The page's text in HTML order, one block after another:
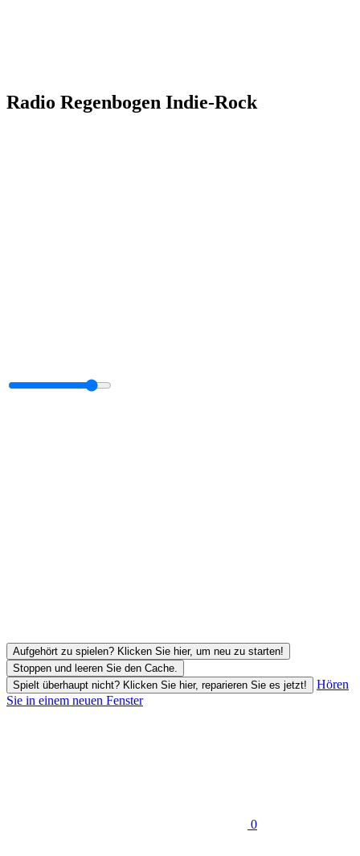
Radio Regenbogen Indie-Rock
Aufgehört zu spielen? Klicken Sie hier, um neu zu starten!
Stoppen und leeren Sie den Cache.
Spielt überhaupt nicht? Klicken Sie hier, reparieren Sie es jetzt!
Hören
Sie in einem neuen Fenster
0